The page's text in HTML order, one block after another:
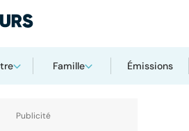
Famille Émissions